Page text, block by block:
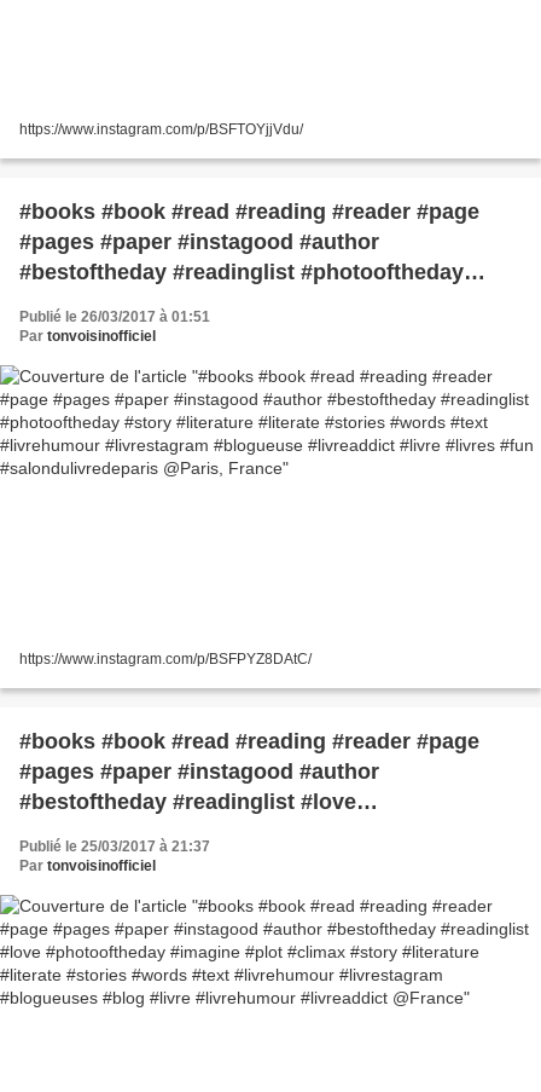
https://www.instagram.com/p/BSFTOYjjVdu/
#books #book #read #reading #reader #page
#pages #paper #instagood #author
#bestoftheday #readinglist #photooftheday
#livrehumour #livrestagram #blogueuse
#salondulivredeparis @Paris, France
Publié le 26/03/2017 à 01:51
Par tonvoisinofficiel
https://www.instagram.com/p/BSFPYZ8DAtC/
#books #book #read #reading #reader #page
#pages #paper #instagood #author
#bestoftheday #readinglist #love
#photooftheday #imagine #plot #climax #story
#literature #literate #stories #words #text
#livre #livrehumour #livreaddict @France
Publié le 25/03/2017 à 21:37
Par tonvoisinofficiel